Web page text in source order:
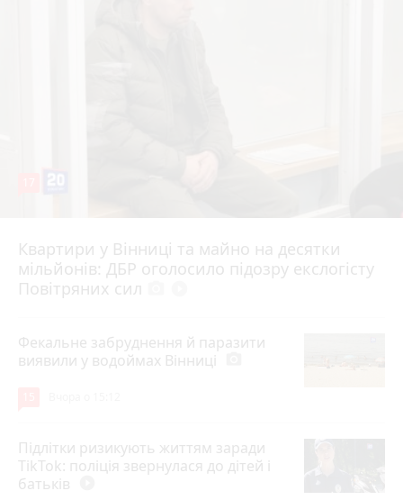
Квартири у Вінниці та майно на десятки
мільйонів: ДБР оголосило підозру екслогісту
Повітряних сил
6 серпня 2026 р.
Фекальне забруднення й паразити
виявили у водоймах Вінниці
Підлітки ризикують життям заради
TikTok: поліція звернулася до дітей і
батьків